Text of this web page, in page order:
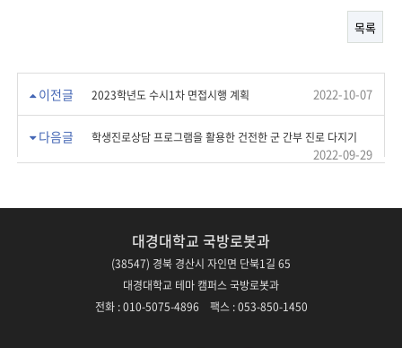
목록
이전글 2023학년도 수시1차 면접시행 계획 2022-10-07
다음글 학생진로상담 프로그램을 활용한 건전한 군 간부 진로 다지기
2022-09-29
대경대학교 국방로봇과
(38547) 경북 경산시 자인면 단북1길 65
대경대학교 테마 캠퍼스 국방로봇과
전화 : 010-5075-4896 팩스 : 053-850-1450